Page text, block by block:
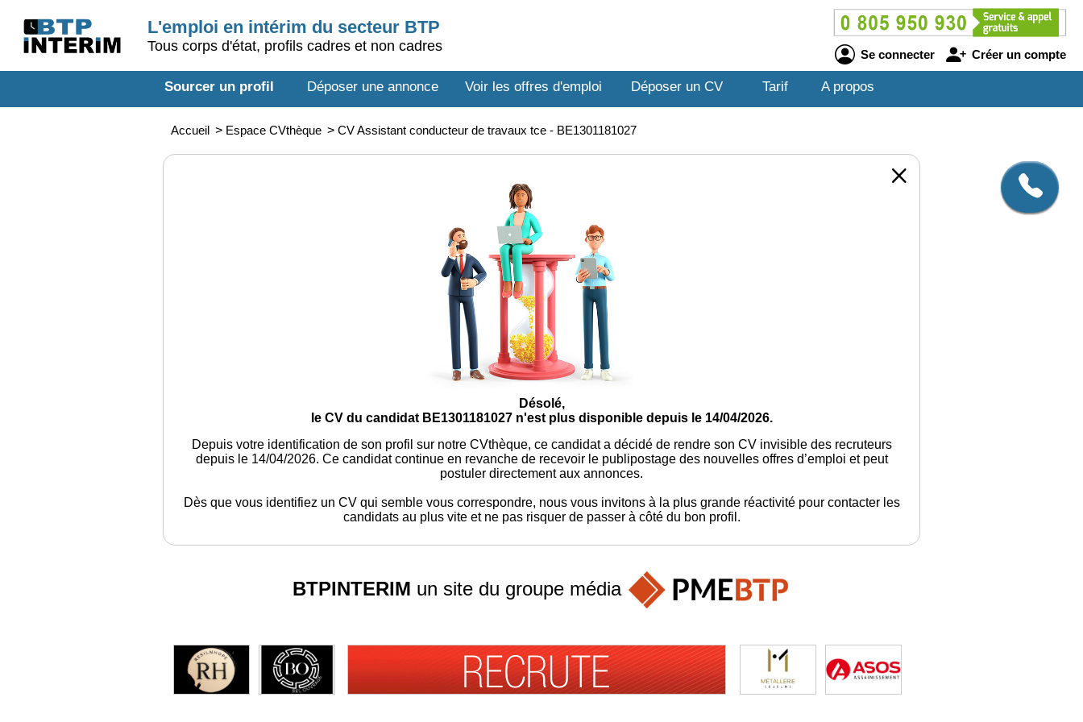
L'emploi en intérim du secteur BTP
Tous corps d'état, profils cadres et non cadres
Se connecter Créer un compte
Sourcer un profil Déposer une annonce Voir les offres d'emploi Déposer un CV Tarif A propos
Accueil > Espace CVthèque > CV Assistant conducteur de travaux tce - BE1301181027
Désolé,
le CV du candidat BE1301181027 n'est plus disponible depuis le 14/04/2026.
Depuis votre identification de son profil sur notre CVthèque, ce candidat a décidé de rendre son CV invisible des recruteurs
depuis le 14/04/2026. Ce candidat continue en revanche de recevoir le publipostage des nouvelles offres d’emploi et peut
postuler directement aux annonces.
Dès que vous identifiez un CV qui semble vous correspondre, nous vous invitons à la plus grande réactivité pour contacter les
candidats au plus vite et ne pas risquer de passer à côté du bon profil.
BTPINTERIM un site du groupe média